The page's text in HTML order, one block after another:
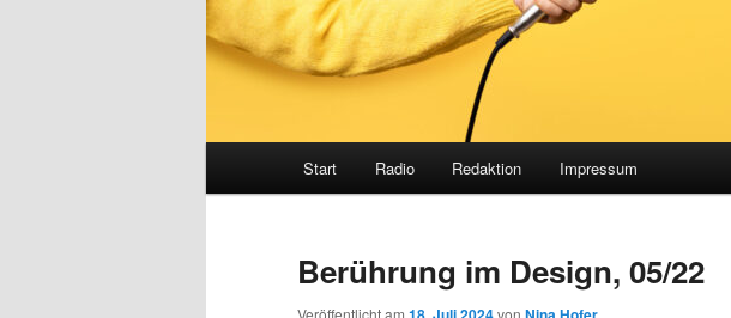
Start Radio Redaktion Impressum
Berührung im Design, 05/22